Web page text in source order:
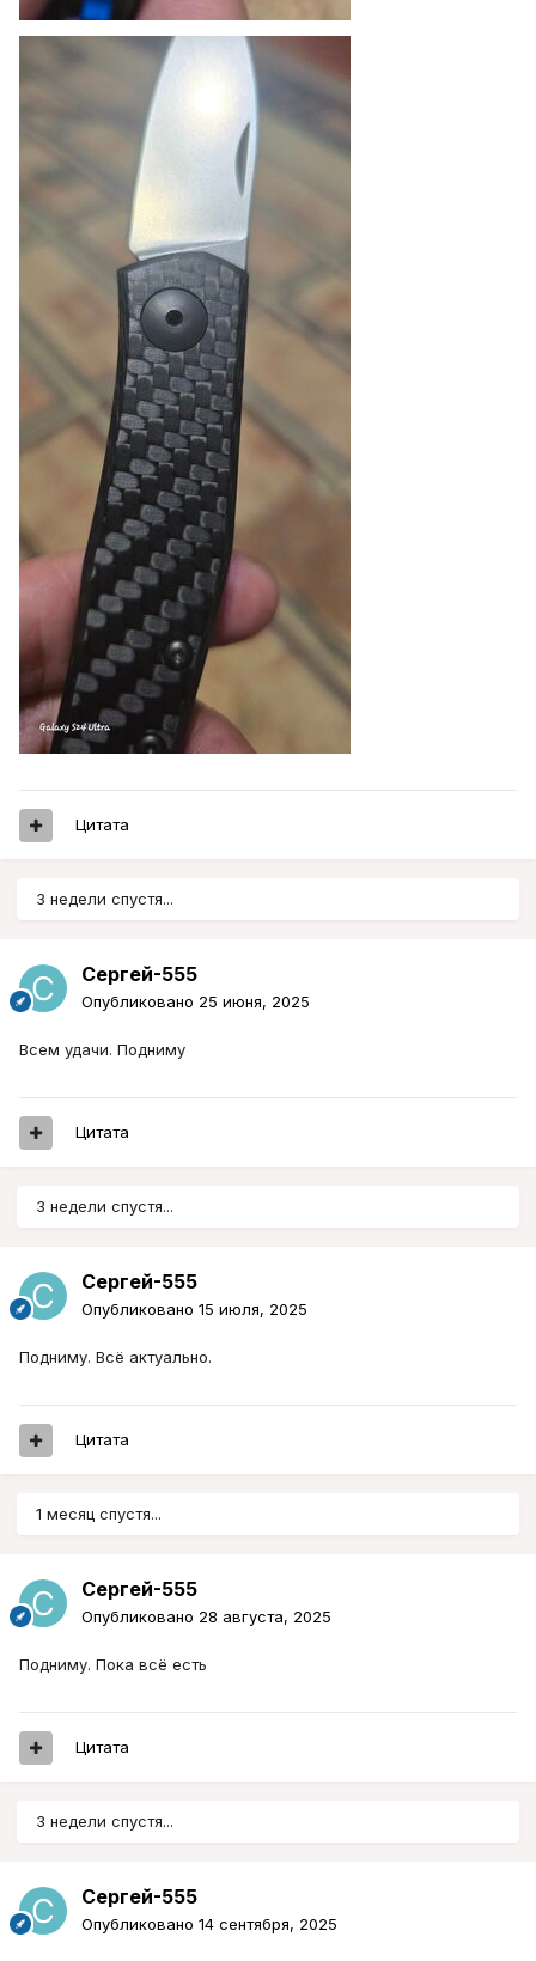
Цитата
3 недели спустя...
Сергей-555
Опубликовано 25 июня, 2025
Всем удачи. Подниму
Цитата
3 недели спустя...
Сергей-555
Опубликовано 15 июля, 2025
Подниму. Всё актуально.
Цитата
1 месяц спустя...
Сергей-555
Опубликовано 28 августа, 2025
Подниму. Пока всё есть
Цитата
3 недели спустя...
Сергей-555
Опубликовано 14 сентября, 2025